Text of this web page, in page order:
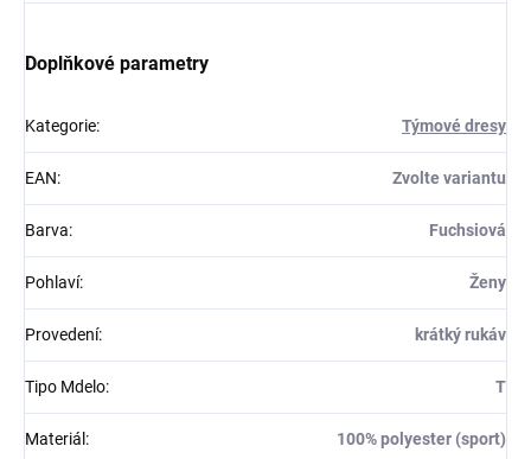
Doplňkové parametry
Kategorie: Týmové dresy
EAN: Zvolte variantu
Barva: Fuchsiová
Pohlaví: Ženy
Provedení: krátký rukáv
Tipo Mdelo: T
Materiál : 100% polyester (sport)